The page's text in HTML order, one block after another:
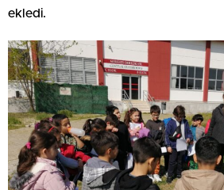
ekledi.